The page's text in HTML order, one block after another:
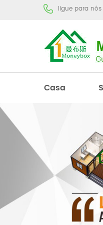
ligue para
Casa